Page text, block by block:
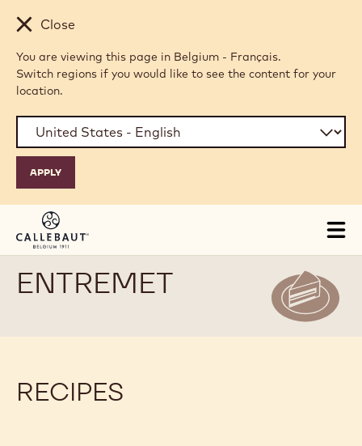
Skip to main content
Close
You are viewing this page in Belgium - Français.
Switch regions if you would like to see the content for your
location.
ENTREMET
RECIPES